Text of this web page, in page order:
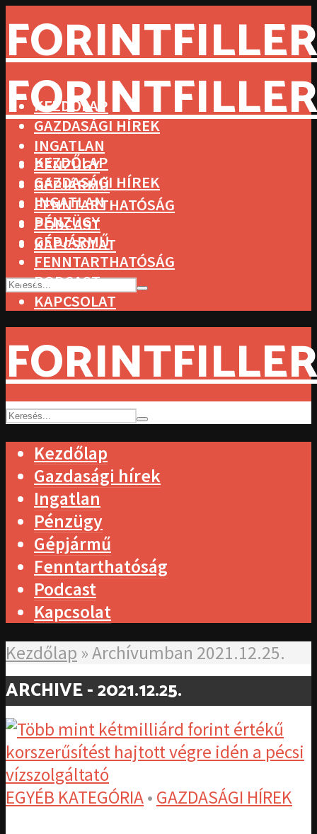
KEZDŐLAP
GAZDASÁGI HÍREK
INGATLAN
PÉNZÜGY
GÉPJÁRMŰ
FENNTARTHATÓSÁG
PODCAST
KAPCSOLAT
KEZDŐLAP
GAZDASÁGI HÍREK
INGATLAN
PÉNZÜGY
GÉPJÁRMŰ
FENNTARTHATÓSÁG
PODCAST
KAPCSOLAT
Kezdőlap
Gazdasági hírek
Ingatlan
Pénzügy
Gépjármű
Fenntarthatóság
Podcast
Kapcsolat
Kezdőlap »Archívumban 2021.12.25.
ARCHIVE - 2021.12.25.
EGYÉB KATEGÓRIA• GAZDASÁGI HÍREK